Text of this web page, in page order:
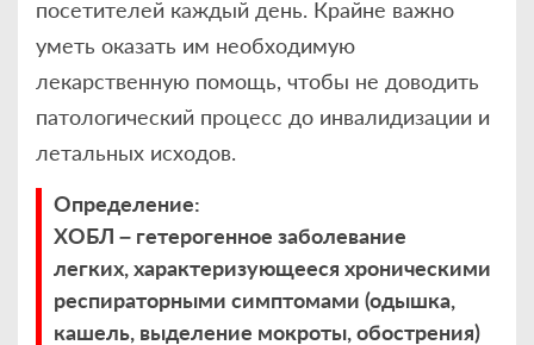
посетителей каждый день. Крайне важно
уметь оказать им необходимую
лекарственную помощь, чтобы не доводить
патологический процесс до инвалидизации и
летальных исходов.
Определение:
ХОБЛ – гетерогенное заболевание
легких,характеризующееся хроническими
респираторными симптомами (одышка,
кашель, выделение мокроты, обострения)